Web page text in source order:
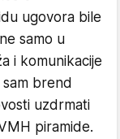
ugovora bile
samo u
i komunikacije
brend
uzdrmati
piramide.